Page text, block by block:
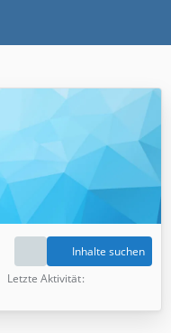
Inhalte suchen
Letzte Aktivität